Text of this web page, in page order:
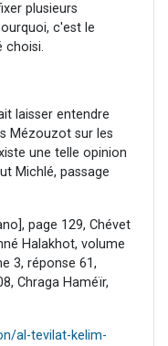
plusieurs
c'est le
choisi.
laisser entendre
Mézouzot sur les
une telle opinion
Michlé, passage
page 129, Chévet
Halakhot, volume
3, réponse 61,
Chraga Haméïr,
al-tevilat-kelim-